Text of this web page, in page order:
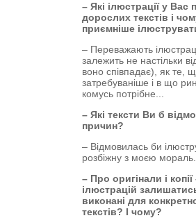
– Які ілюстрації у
дорослих текстів і
приємніше
– Переважають
залежить не настільки
воно співпадає), як те,
затребуваніше і в що
комусь потрібне...
– Які тексти Ви б
причин?
– Відмовилась би
розбіжну з моєю
– Про оригінали і
ілюстрацій
виконані для
текстів? І чому?